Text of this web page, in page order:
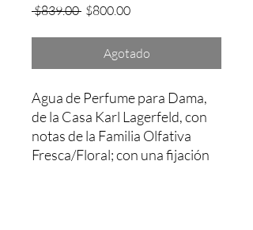
$839.00 Precio
$800.00Precio
oferta
Agotado
Agua de Perfume para Dama,
de la Casa Karl Lagerfeld, con
notas de la Familia Olfativa
Fresca/Floral; con una fijación